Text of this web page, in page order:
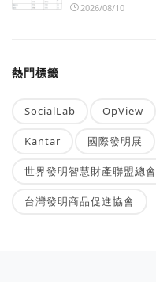
2026/08/10
熱門標籤
SocialLab OpView
Kantar 國際發明展
世界發明智慧財產聯盟總會
台灣發明商品促進協會